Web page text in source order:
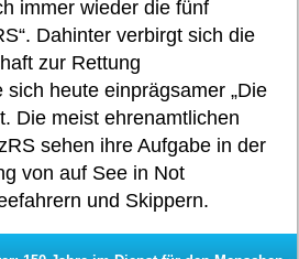
immer wieder die fünf
Dahinter verbirgt sich die
zur Rettung
sich heute einprägsamer „Die
Die meist ehrenamtlichen
sehen ihre Aufgabe in der
von auf See in Not
und Skippern.